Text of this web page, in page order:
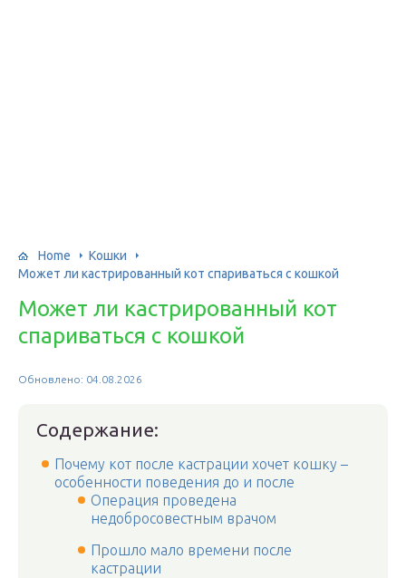
Home
Кошки
Может ли кастрированный кот спариваться с кошкой
Может ли кастрированный кот
спариваться с кошкой
Обновлено: 04.08.2026
Содержание:
Почему кот после кастрации хочет кошку –
особенности поведения до и после
Операция проведена
недобросовестным врачом
Прошло мало времени после
кастрации